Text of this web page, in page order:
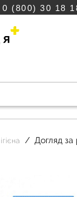
0 (800) 30 18
Догляд